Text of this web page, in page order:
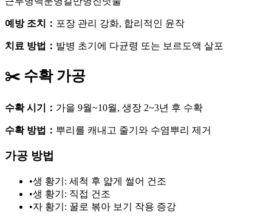
예방 조치 ： 포장 관리 강화, 합리적인 윤작
치료 방법 ： 발병 초기에 다균령 또는 보르도액 살포
✂️ 수확 가공
수확 시기 ： 가을 9월~10월, 생장 2~3년 후 수확
수확 방법 ： 뿌리를 캐내고 줄기와 수염뿌리 제거
가공 방법
•생 황기: 세척 후 얇게 썰어 건조
•생 황기: 직접 건조
•자 황기: 꿀로 볶아 보기 작용 증강